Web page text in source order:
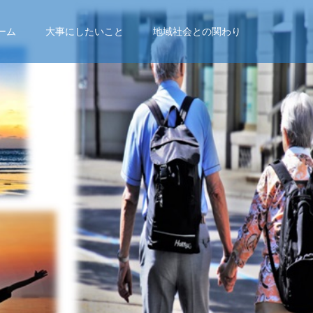
ム 大事にしたいこと 地域社会との関わり